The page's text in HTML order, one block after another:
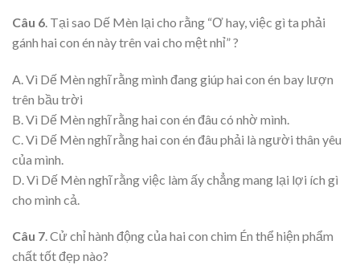
Câu 6. Tại sao Dế Mèn lại cho rằng “Ơ hay, việc gì ta phải
gánh hai con én này trên vai cho mệt nhỉ” ?
A. Vì Dế Mèn nghĩ rằng mình đang giúp hai con én bay lượn
trên bầu trời
B. Vì Dế Mèn nghĩ rằng hai con én đâu có nhờ mình.
C. Vì Dế Mèn nghĩ rằng hai con én đâu phải là người thân yêu
của mình.
D. Vì Dế Mèn nghĩ rằng việc làm ấy chẳng mang lại lợi ích gì
cho mình cả.
Câu 7. Cử chỉ hành động của hai con chim Én thể hiện phẩm
chất tốt đẹp nào?